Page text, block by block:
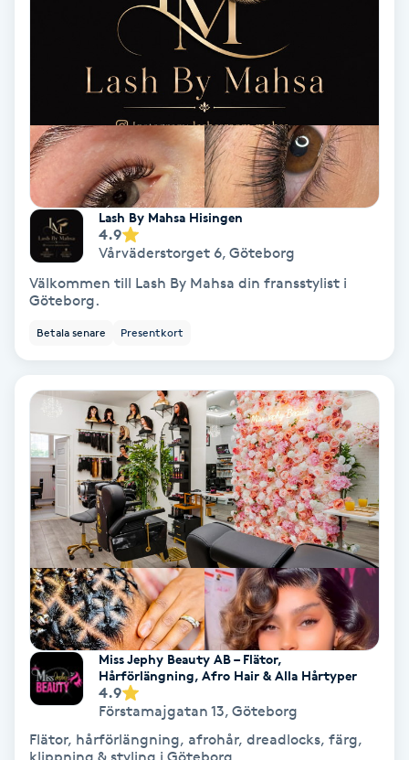
Vampyrbehandling
Vaxning brasiliansk
Veterinär
Yin Yoga
Yoga Nidra
Yogamassage
Lash By Mahsa Hisingen
4.9
Vårväderstorget 6, Göteborg
Välkommen till Lash By Mahsa din fransstylist i
Göteborg.
Betala senare Presentkort
Miss Jephy Beauty AB – Flätor,
Hårförlängning, Afro Hair & Alla Hårtyper
4.9
Förstamajgatan 13, Göteborg
Flätor, hårförlängning, afrohår, dreadlocks, färg,
klippning & styling i Göteborg.